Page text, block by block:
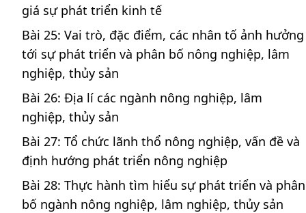
giá sự phát triển kinh tế
Bài 25: Vai trò, đặc điểm, các nhân tố ảnh hưởng
tới sự phát triển và phân bố nông nghiệp, lâm
nghiệp, thủy sản
Bài 26: Địa lí các ngành nông nghiệp, lâm
nghiệp, thủy sản
Bài 27: Tổ chức lãnh thổ nông nghiệp, vấn đề và
định hướng phát triển nông nghiệp
Bài 28: Thực hành tìm hiểu sự phát triển và phân
bố ngành nông nghiệp, lâm nghiệp, thủy sản